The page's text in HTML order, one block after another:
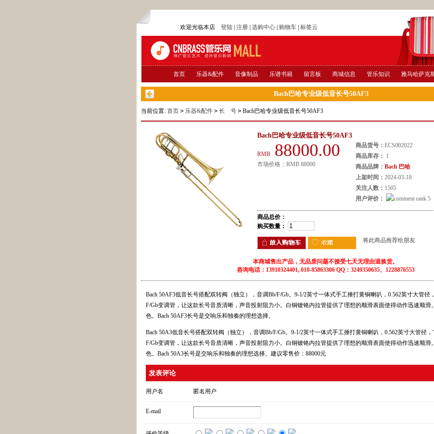
欢迎光临本店 登陆| 注册| 选购中心| 购物车| 标签云
首页 乐器&配件 音像制品 乐谱书籍 留言板 商城信息 管乐知识 雅马哈萨克
Bach巴哈专业级低音长号50AF3
当前位置: 首页 > 乐器&配件 > 长 号 > Bach巴哈专业级低音长号50AF3
Bach巴哈专业级低音长号50AF3
RMB 88000.00
市场价格： RMB 88000
商品货号： ECS002022
商品库存： 1
商品品牌： Bach 巴哈
上架时间： 2024-03-18
关注人数： 1505
用户评价：
商品总价：
购买数量：
将此商品推荐给朋友
本商城售出产品，无品质问题不接受七天无理由退换货。
咨询电话：13910324401, 010-85863306 QQ：3249350635、1228876553
Bach 50AF3低音长号搭配双转阀（独立），音调Bb/F/Gb。9-1/2英寸一体式手工捶打黄铜喇叭，0.562英寸大管
F/Gb变调管，让这款长号音质清晰，声音投射阻力小。白铜镀铬内拉管提供了理想的顺滑表面使得动作迅速顺滑
色。Bach 50AF3长号是交响乐和独奏的理想选择。
Bach 50A3低音长号搭配双转阀（独立），音调Bb/F/Gb。9-1/2英寸一体式手工捶打黄铜喇叭，0.562英寸大管径
F/Gb变调管，让这款长号音质清晰，声音投射阻力小。白铜镀铬内拉管提供了理想的顺滑表面使得动作迅速顺滑
色。Bach 50A3长号是交响乐和独奏的理想选择。建议零售价：88000元
发表评论
用户名 匿名用户
E-mail